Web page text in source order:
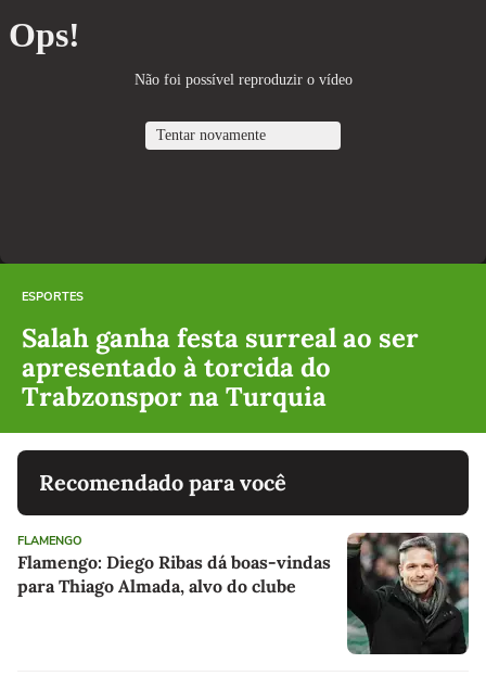
ESPORTES
Salah ganha festa surreal ao ser
apresentado à torcida do
Trabzonspor na Turquia
Recomendado para você
FLAMENGO
Flamengo: Diego Ribas dá boas-vindas
para Thiago Almada, alvo do clube